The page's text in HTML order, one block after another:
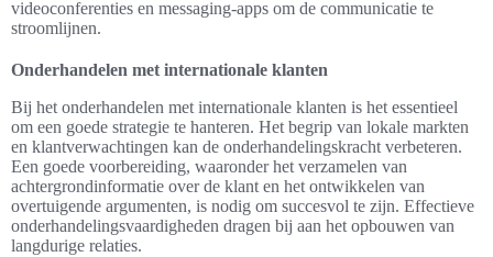
videoconferenties en messaging-apps om de communicatie te
stroomlijnen.
Onderhandelen met internationale klanten
Bij het onderhandelen met internationale klanten is het essentieel
om een goede strategie te hanteren. Het begrip van lokale markten
en klantverwachtingen kan de onderhandelingskracht verbeteren.
Een goede voorbereiding, waaronder het verzamelen van
achtergrondinformatie over de klant en het ontwikkelen van
overtuigende argumenten, is nodig om succesvol te zijn. Effectieve
onderhandelingsvaardigheden dragen bij aan het opbouwen van
langdurige relaties.